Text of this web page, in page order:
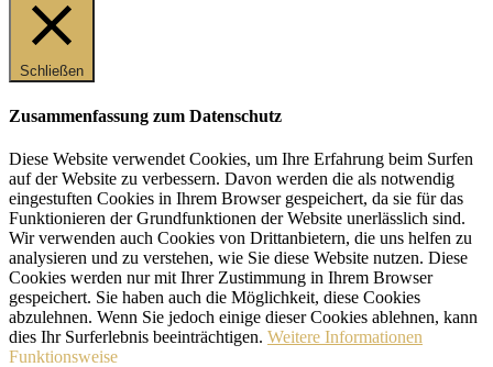
Schließen
Zusammenfassung zum Datenschutz
Diese Website verwendet Cookies, um Ihre Erfahrung beim Surfen
auf der Website zu verbessern. Davon werden die als notwendig
eingestuften Cookies in Ihrem Browser gespeichert, da sie für das
Funktionieren der Grundfunktionen der Website unerlässlich sind.
Wir verwenden auch Cookies von Drittanbietern, die uns helfen zu
analysieren und zu verstehen, wie Sie diese Website nutzen. Diese
Cookies werden nur mit Ihrer Zustimmung in Ihrem Browser
gespeichert. Sie haben auch die Möglichkeit, diese Cookies
abzulehnen. Wenn Sie jedoch einige dieser Cookies ablehnen, kann
dies Ihr Surferlebnis beeinträchtigen. Weitere Informationen
Funktionsweise